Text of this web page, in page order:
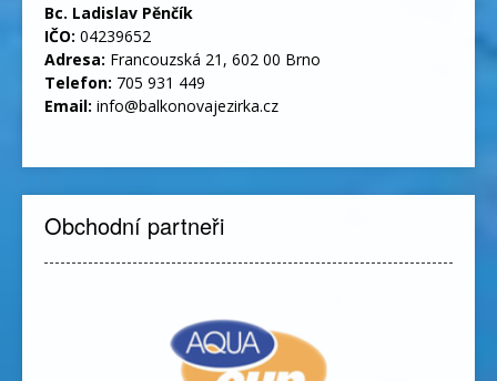
Bc. Ladislav Pěnčík
IČO: 04239652
Adresa: Francouzská 21, 602 00 Brno
Telefon: 705 931 449
Email: info@balkonovajezirka.cz
Obchodní partneři